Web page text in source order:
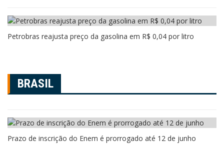
Petrobras reajusta preço da gasolina em R$ 0,04 por litro
BRASIL
Prazo de inscrição do Enem é prorrogado até 12 de junho